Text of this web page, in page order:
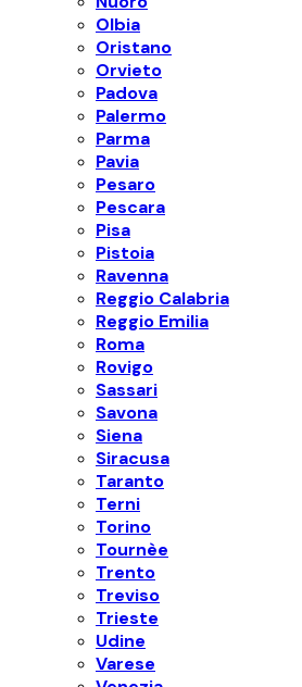
Olbia
Oristano
Orvieto
Padova
Palermo
Parma
Pavia
Pesaro
Pescara
Pisa
Pistoia
Ravenna
Reggio Calabria
Reggio Emilia
Roma
Rovigo
Sassari
Savona
Siena
Siracusa
Taranto
Terni
Torino
Tournèe
Trento
Treviso
Trieste
Udine
Varese